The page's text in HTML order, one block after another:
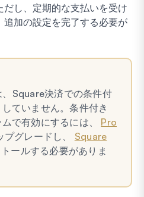
し、定期的な支払いを受け
加の設定を完了する必要が
Square決済での条件付
ていません。条件付き
で有効にするには、 Pro
プグレードし、 Square
ールする必要がありま